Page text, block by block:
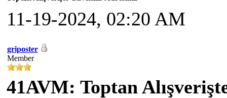
11-19-2024, 02:20 AM
griposter
Member
41AVM: Toptan